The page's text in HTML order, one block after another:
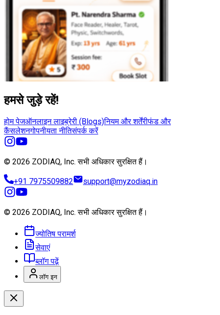
हमसे जुड़े रहें!
होम पेजऑनलाइन लाइब्रेरी (Blogs)नियम और शर्तेंरीफंड और
कैंसलेशनगोपनीयता नीतिसंपर्क करें
© 2026 ZODIAQ, Inc.सभी अधिकार सुरक्षित हैं।
+91 7975509882 support@myzodiaq.in
© 2026 ZODIAQ, Inc.सभी अधिकार सुरक्षित हैं।
ज्योतिष परामर्श
सेवाएं
ब्लॉग पढ़ें
लॉग इन